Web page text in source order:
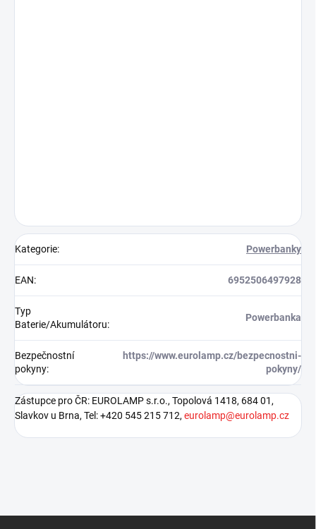
Kategorie: Powerbanky
EAN: 6952506497928
Typ
Baterie/Akumulátoru:
Powerbanka
Bezpečnostní
pokyny:
https://www.eurolamp.cz/bezpecnostni-
pokyny/
Zástupce pro ČR: EUROLAMP s.r.o., Topolová 1418, 684 01,
Slavkov u Brna, Tel: +420 545 215 712, eurolamp@eurolamp.cz